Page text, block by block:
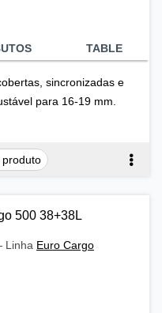
TABLE
sincronizadas e
para 16-19 mm.
500 38+38L
Linha Euro Cargo